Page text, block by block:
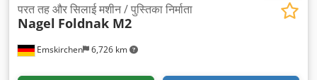
Emskirchen 6,726 km
परत तह और सिलाई मशीन / पुस्तिका निर्माता
Nagel Foldnak M2